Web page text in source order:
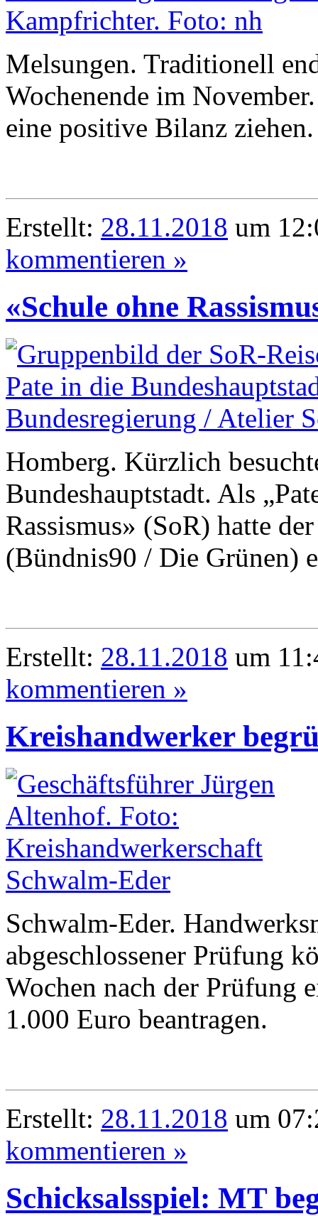
Melsungen. Traditionell
Wochenende im
eine positive Bilanz ziehen.
Erstellt: 28.11.2018 um
kommentieren »
«Schule ohne
Homberg. Kürzlich
Bundeshauptstadt. Als
Rassismus» (SoR) hatte
(Bündnis90 / Die Grünen)
Erstellt: 28.11.2018 um
kommentieren »
Kreishandwerker
Schwalm-Eder.
abgeschlossener Prüfung
Wochen nach der Prüfung
1.000 Euro beantragen.
Erstellt: 28.11.2018 um
kommentieren »
Schicksalsspiel: MT